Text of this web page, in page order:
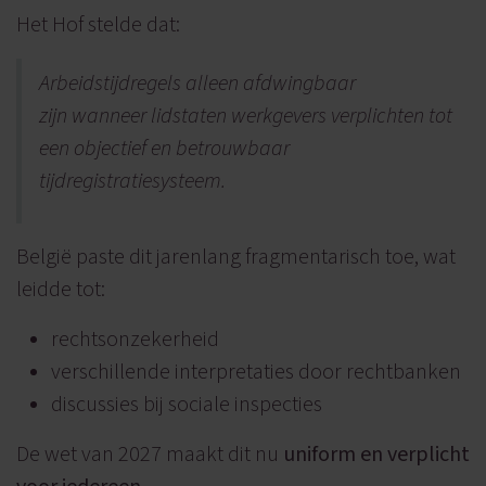
Het Hof stelde dat:
Arbeidstijdregels alleen afdwingbaar
zijn wanneer lidstaten werkgevers verplichten tot
een objectief en betrouwbaar
tijdregistratiesysteem.
België paste dit jarenlang fragmentarisch toe, wat
leidde tot:
rechtsonzekerheid
verschillende interpretaties door rechtbanken
discussies bij sociale inspecties
De wet van 2027 maakt dit nu uniform en verplicht